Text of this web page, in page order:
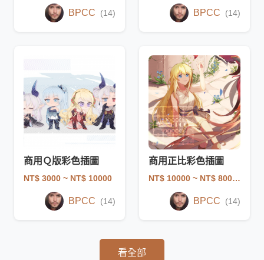
BPCC (14) BPCC (14)
商用Ｑ版彩色插圖
NT$ 3000 ~ NT$ 10000
BPCC (14)
商用正比彩色插圖
NT$ 10000 ~ NT$ 80000
BPCC (14)
看全部